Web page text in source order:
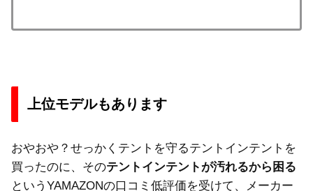
上位モデルもあります
おやおや？せっかくテントを守るテントインテントを
買ったのに、そのテントインテントが汚れるから困る
というYAMAZONの口コミ低評価を受けて、メーカー